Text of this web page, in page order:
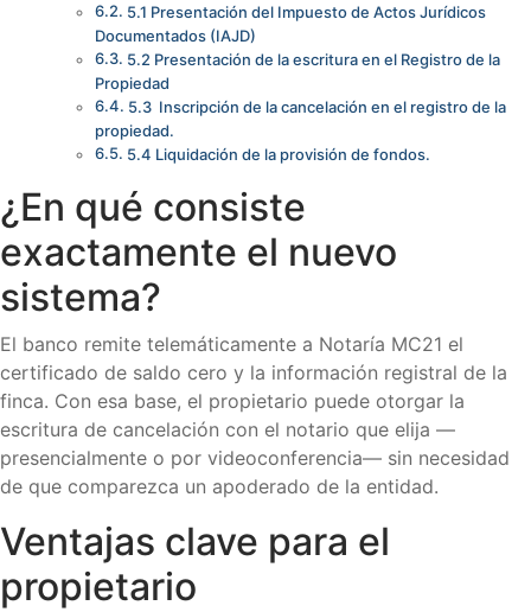
5.1 Presentación del Impuesto de Actos Jurídicos
Documentados (IAJD)
5.2 Presentación de la escritura en el Registro de la
Propiedad
5.3 Inscripción de la cancelación en el registro de la
propiedad.
5.4 Liquidación de la provisión de fondos.
¿En qué consiste
exactamente el nuevo
sistema?
El banco remite telemáticamente a Notaría MC21 el
certificado de saldo cero y la información registral de la
finca. Con esa base, el propietario puede otorgar la
escritura de cancelación con el notario que elija —
presencialmente o por videoconferencia— sin necesidad
de que comparezca un apoderado de la entidad.
Ventajas clave para el
propietario